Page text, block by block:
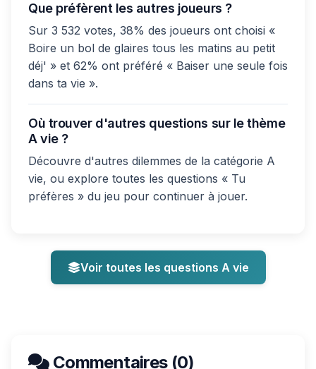
Que préfèrent les autres joueurs ?
Sur 3 532 votes, 38% des joueurs ont choisi «
Boire un bol de glaires tous les matins au petit
déj' » et 62% ont préféré « Baiser une seule fois
dans ta vie ».
Où trouver d'autres questions sur le thème
A vie ?
Découvre d'autres dilemmes de la catégorie A
vie, ou explore toutes les questions « Tu
préfères » du jeu pour continuer à jouer.
Voir toutes les questions A vie
Commentaires (0)